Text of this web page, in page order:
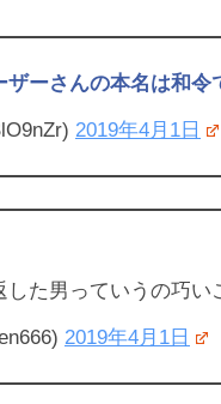
ーさんの本名は和令
2019年4月1日
た男っていうの巧い
2019年4月1日